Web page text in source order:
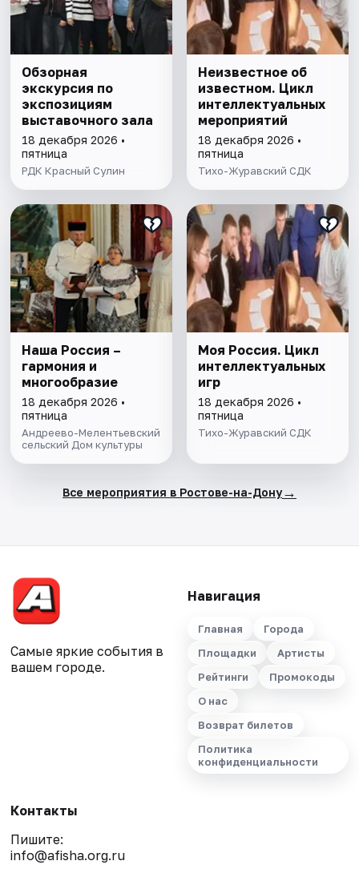
Обзорная
экскурсия по
экспозициям
выставочного зала
18 декабря 2026 •
пятница
РДК Красный Сулин
Неизвестное об
известном. Цикл
интеллектуальных
мероприятий
18 декабря 2026 •
пятница
Тихо-Журавский СДК
Наша Россия –
гармония и
многообразие
18 декабря 2026 •
пятница
Андреево-Мелентьевский
сельский Дом культуры
Моя Россия. Цикл
интеллектуальных
игр
18 декабря 2026 •
пятница
Тихо-Журавский СДК
Все мероприятия в Ростове-на-Дону→
Самые яркие события в
вашем городе.
Навигация
Главная
Города
Площадки
Артисты
Рейтинги
Промокоды
О нас
Возврат билетов
Политика
конфиденциальности
Контакты
Пишите:
info@afisha.org.ru